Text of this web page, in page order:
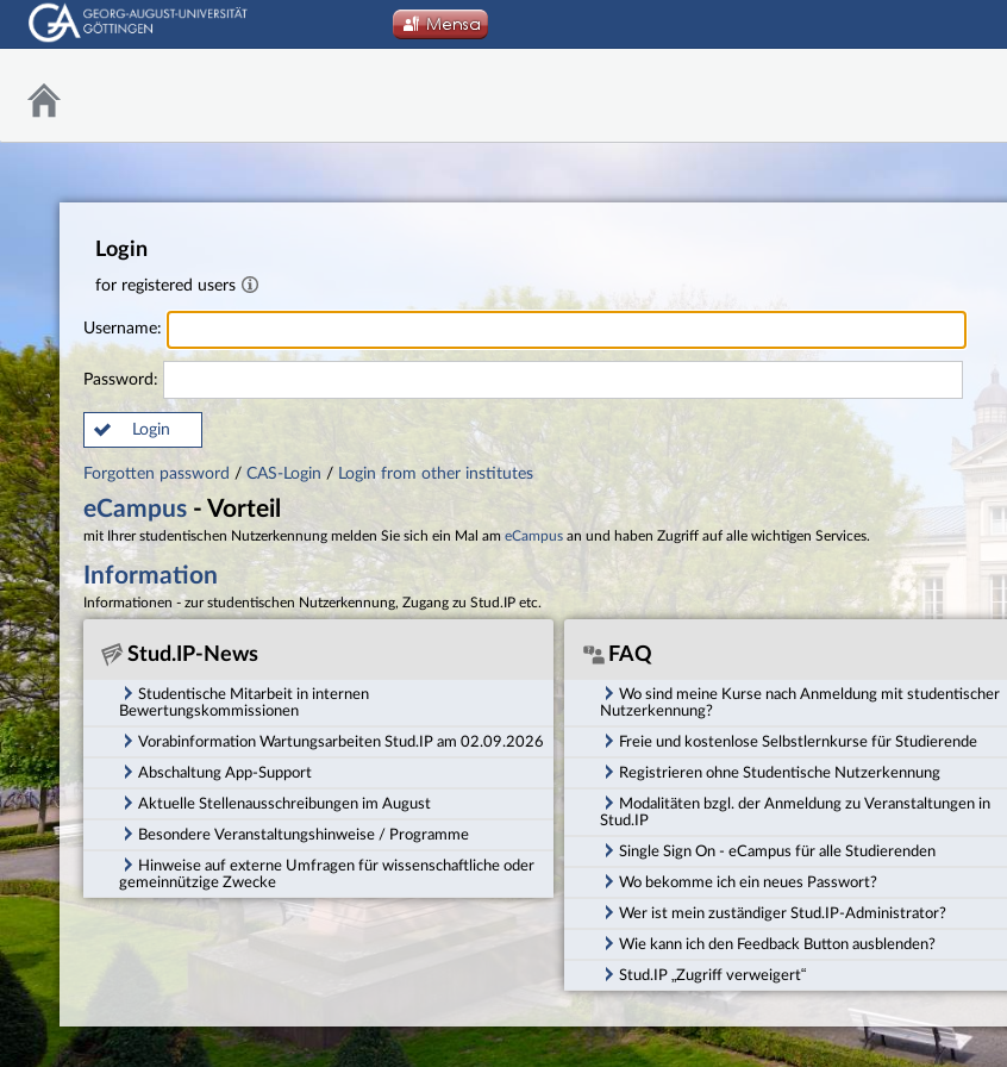
Main navigation
Login
for registered users
Username:
Password:
Login
Forgotten password / CAS-Login / Login from other institutes
eCampus - Vorteil
mit Ihrer studentischen Nutzerkennung melden Sie sich ein Mal am eCampus an und haben Zugriff auf alle wichtigen Services.
Information
Informationen - zur studentischen Nutzerkennung, Zugang zu Stud.IP etc.
Stud.IP-News
Studentische Mitarbeit in internen
Bewertungskommissionen
Vorabinformation Wartungsarbeiten Stud.IP am 02.09.2026
Abschaltung App-Support
Aktuelle Stellenausschreibungen im August
Besondere Veranstaltungshinweise / Programme
Hinweise auf externe Umfragen für wissenschaftliche oder
gemeinnützige Zwecke
FAQ
Wo sind meine Kurse nach Anmeldung mit studentischer
Nutzerkennung?
Freie und kostenlose Selbstlernkurse für Studierende
Registrieren ohne Studentische Nutzerkennung
Modalitäten bzgl. der Anmeldung zu Veranstaltungen in
Stud.IP
Single Sign On - eCampus für alle Studierenden
Wo bekomme ich ein neues Passwort?
Wer ist mein zuständiger Stud.IP-Administrator?
Wie kann ich den Feedback Button ausblenden?
Stud.IP „Zugriff verweigert“